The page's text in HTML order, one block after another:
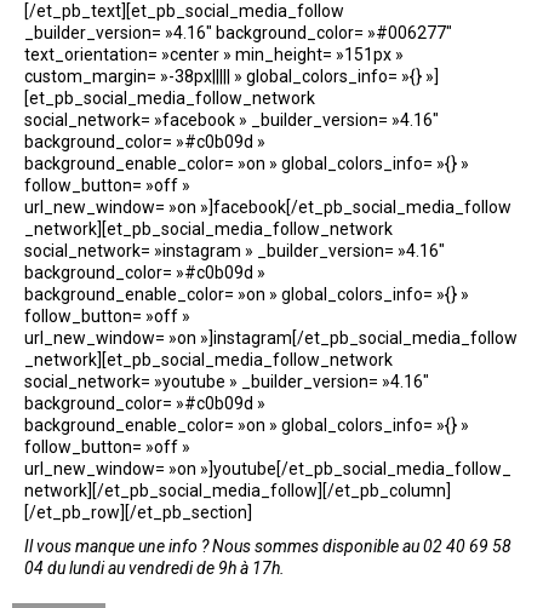
[/et_pb_text][et_pb_social_media_follow
_builder_version= »4.16″ background_color= »#006277″
text_orientation= »center » min_height= »151px »
custom_margin= »-38px||||| » global_colors_info= »{} »]
[et_pb_social_media_follow_network
social_network= »facebook » _builder_version= »4.16″
background_color= »#c0b09d »
background_enable_color= »on » global_colors_info= »{} »
follow_button= »off »
url_new_window= »on »]facebook[/et_pb_social_media_follow
_network][et_pb_social_media_follow_network
social_network= »instagram » _builder_version= »4.16″
background_color= »#c0b09d »
background_enable_color= »on » global_colors_info= »{} »
follow_button= »off »
url_new_window= »on »]instagram[/et_pb_social_media_follow
_network][et_pb_social_media_follow_network
social_network= »youtube » _builder_version= »4.16″
background_color= »#c0b09d »
background_enable_color= »on » global_colors_info= »{} »
follow_button= »off »
url_new_window= »on »]youtube[/et_pb_social_media_follow_
network][/et_pb_social_media_follow][/et_pb_column]
[/et_pb_row][/et_pb_section]
Il vous manque une info ? Nous sommes disponible au 02 40 69 58
04 du lundi au vendredi de 9h à 17h.